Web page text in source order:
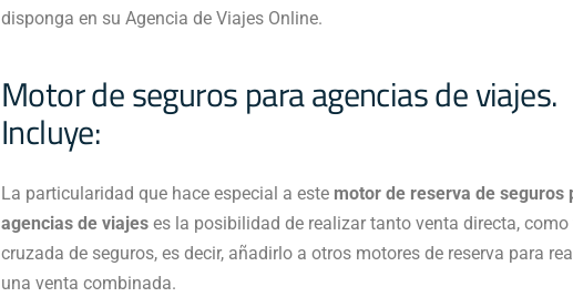
disponga en su Agencia de Viajes Online.
Motor de seguros para agencias de viajes.
Incluye: ​
La particularidad que hace especial a este motor de reserva de seguros
agencias de viajes es la posibilidad de realizar tanto venta directa, como
cruzada de seguros, es decir, añadirlo a otros motores de reserva para
una venta combinada.